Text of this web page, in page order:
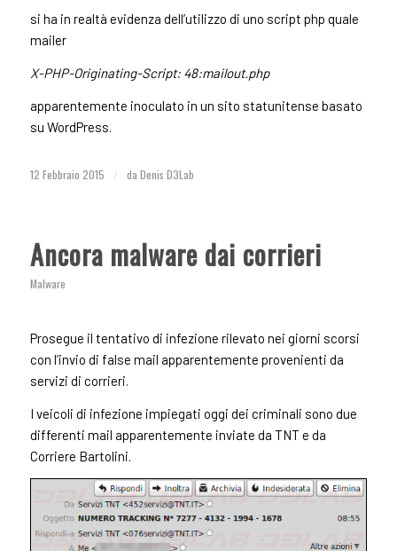
si ha in realtà evidenza dell’utilizzo di uno script php quale
mailer
X-PHP-Originating-Script: 48:mailout.php
apparentemente inoculato in un sito statunitense basato
su WordPress.
12 Febbraio 2015 / da Denis D3Lab
Ancora malware dai corrieri
Malware
Prosegue il tentativo di infezione rilevato nei giorni scorsi
con l’invio di false mail apparentemente provenienti da
servizi di corrieri.
I veicoli di infezione impiegati oggi dei criminali sono due
differenti mail apparentemente inviate da TNT e da
Corriere Bartolini.